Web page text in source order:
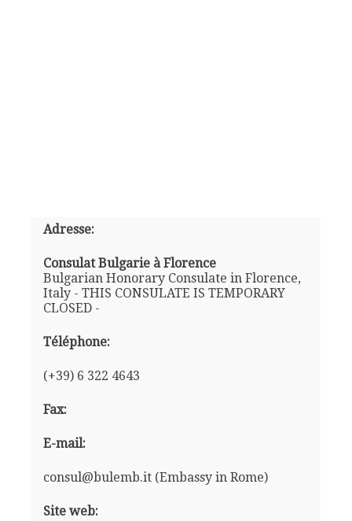
Adresse:
Consulat Bulgarie à Florence
Bulgarian Honorary Consulate in Florence,
Italy - THIS CONSULATE IS TEMPORARY
CLOSED -
Téléphone:
(+39) 6 322 4643
Fax:
E-mail:
consul@bulemb.it (Embassy in Rome)
Site web: